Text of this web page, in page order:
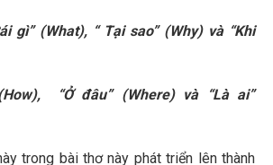
gì” (What), “ Tại sao” (Why) và “Khi
“Ở đâu” (Where) và “Là ai”
trong bài thơ này phát triển lên thành